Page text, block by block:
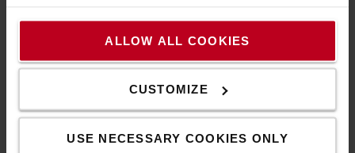
ALLOW ALL COOKIES
CUSTOMIZE
USE NECESSARY COOKIES ONLY
Höhe:20cm
Länge:19,1cm